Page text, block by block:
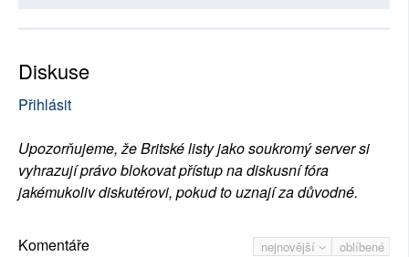
Diskuse
Přihlásit
Upozorňujeme, že Britské listy jako soukromý server si
vyhrazují právo blokovat přístup na diskusní fóra
jakémukoliv diskutérovi, pokud to uznají za důvodné.
nejnovější oblíbené
Komentáře